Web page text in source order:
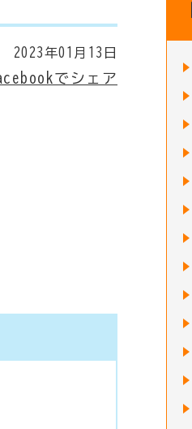
2023年01月13日